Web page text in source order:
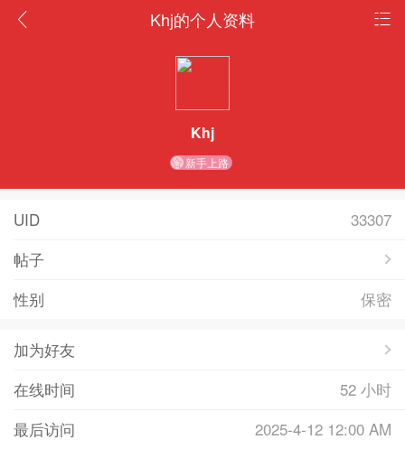
Khj的个人资料
Khj
新手上路
UID
33307
帖子
性别
保密
加为好友
在线时间
52 小时
最后访问
2025-4-12 12:00 AM